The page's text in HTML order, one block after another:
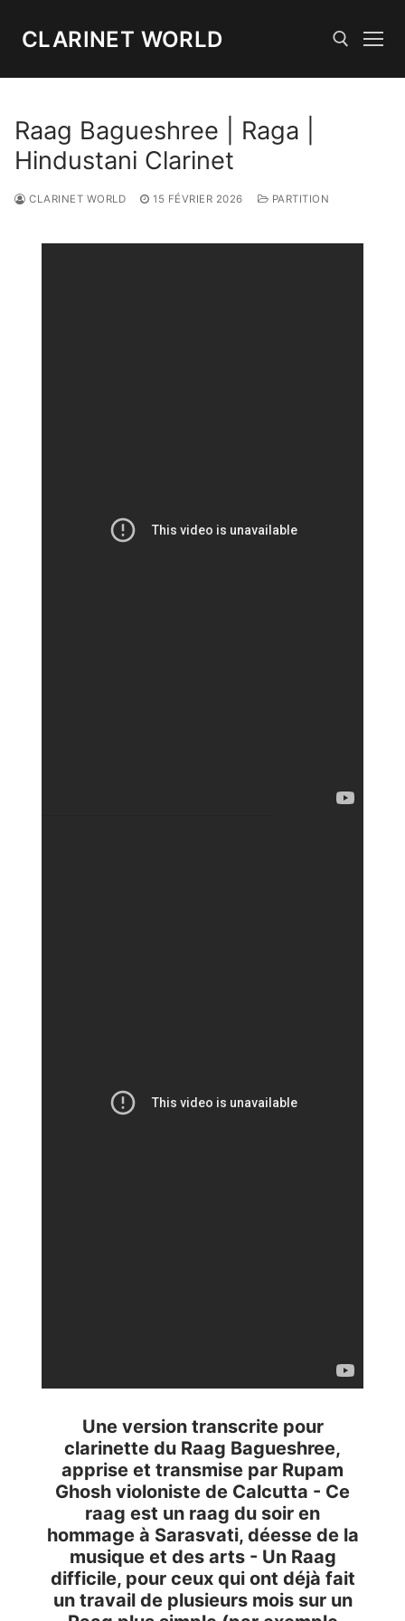
CLARINET WORLD
Raag Bagueshree | Raga |
Hindustani Clarinet
CLARINET WORLD 15 FÉVRIER 2026 PARTITION
Une version transcrite pour
clarinette du Raag Bagueshree,
apprise et transmise par Rupam
Ghosh violoniste de Calcutta - Ce
raag est un raag du soir en
hommage à Sarasvati, déesse de la
musique et des arts - Un Raag
difficile, pour ceux qui ont déjà fait
un travail de plusieurs mois sur un